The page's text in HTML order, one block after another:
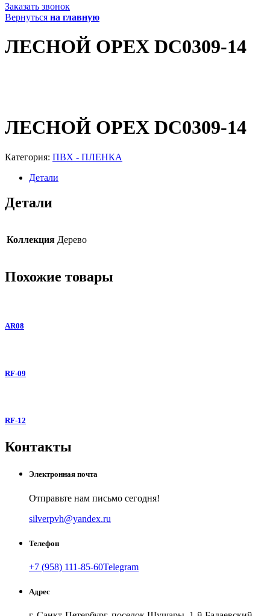
Заказать звонок
Вернуться на главную
ЛЕСНОЙ ОРЕХ DC0309-14
ЛЕСНОЙ ОРЕХ DC0309-14
Категория: ПВХ - ПЛЕНКА
Детали
Детали
Коллекция Дерево
Похожие товары
AR08
RF-09
RF-12
Контакты
Электронная почта
Отправьте нам письмо сегодня!
silverpvh@yandex.ru
Телефон
+7 (958) 111-85-60Telegram
Адрес